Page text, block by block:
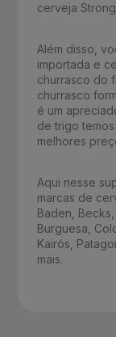
cerveja
Além disso,
importada e
churrasco do
churrasco
é um
de trigo
melhores
Aqui nesse
marcas de
Baden,
Burguesa,
Kairós,
mais.